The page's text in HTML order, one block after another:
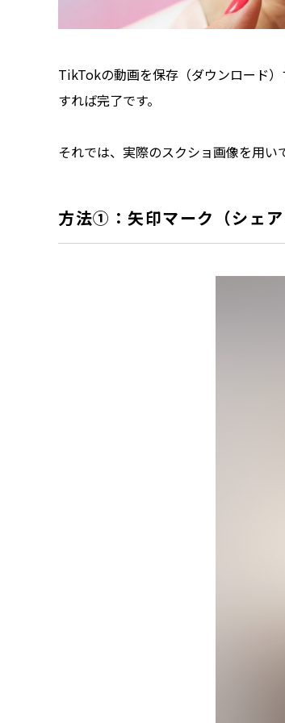
TikTokの動画を保存（ダウンロード
すれば完了です。
それでは、実際のスクショ画像を用い
方法①：矢印マーク（シェ